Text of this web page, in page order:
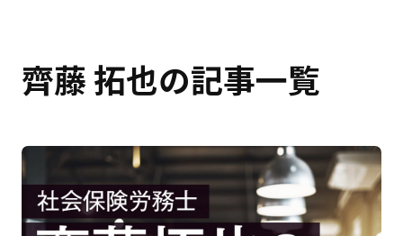
齊藤 拓也の記事一覧